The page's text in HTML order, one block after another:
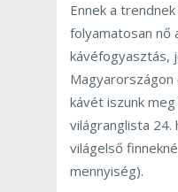
Ennek a
folyamatosan nő
kávéfogyasztás,
kávét iszunk
világranglista 24.
világelső
mennyiség).